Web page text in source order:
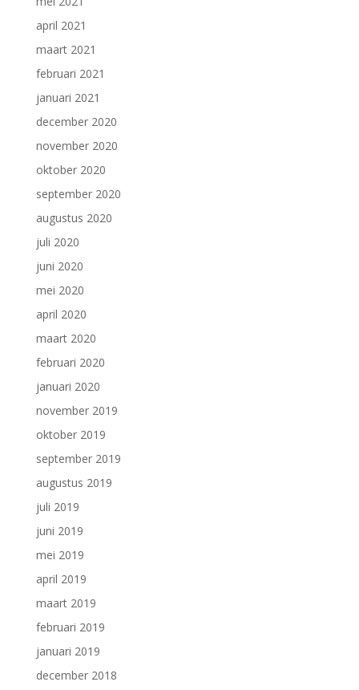
april 2021
maart 2021
februari 2021
januari 2021
december 2020
november 2020
oktober 2020
september 2020
augustus 2020
juli 2020
juni 2020
mei 2020
april 2020
maart 2020
februari 2020
januari 2020
november 2019
oktober 2019
september 2019
augustus 2019
juli 2019
juni 2019
mei 2019
april 2019
maart 2019
februari 2019
januari 2019
december 2018